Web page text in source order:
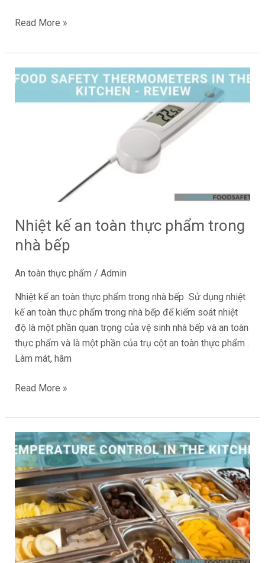
Read More »
Nhiệt kế an toàn thực phẩm trong
nhà bếp
An toàn thực phẩm / Admin
Nhiệt kế an toàn thực phẩm trong nhà bếp Sử dụng nhiệt
kế an toàn thực phẩm trong nhà bếp để kiểm soát nhiệt
độ là một phần quan trọng của vệ sinh nhà bếp và an toàn
thực phẩm và là một phần của trụ cột an toàn thực phẩm .
Làm mát, hâm
Nhiệt
an
Read More »
Kiểm
soát
nhiệt
độ
trong
nhà
bếp